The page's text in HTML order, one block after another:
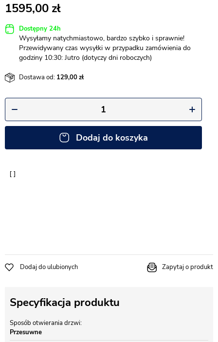
1595,00
Dostępny 24h
Wysyłamy natychmiastowo, bardzo szybko i sprawnie!
Przewidywany czas wysyłki w przypadku zamówienia do
godziny 10:30: Jutro (dotyczy dni roboczych)
Dostawa od: 129,00
Dodaj do koszyka
Dodaj do ulubionych Zapytaj o produkt
Specyfikacja produktu
Sposób otwierania drzwi
Przesuwne